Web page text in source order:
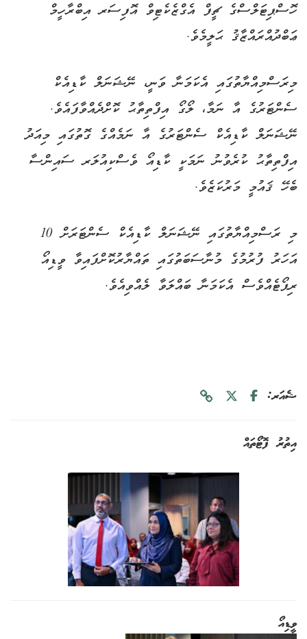
ހޮސްޕިޓަލްސްގެ ޗީފް އެގްޒެކެޓިވް އޮފިސަރ އިބްރާހީމް
ޢަބްދުއްރައްޒާޤު ޙަލީމެވެ.
މިރަސްމިއްޔާތުގައި އެކަމަނާ ވަނީ، ނޭޝަނަލް ކާޑިއެކް
ސެންޓަރުގެ އާ ނަމާ، ލޯގޯ އިފްތިތާޙު ކޮށްދެއްވާފައެވެ.
ނޭޝަނަލް ކާޑިއެކް ސެންޓަރުގެ އާ ނަމެއްގެ ގޮތުގައި މިއަދު
އިފްތިތާޙު ކުރެވުނު ނަމަކީ ކާޑިއޯ ވެސްކިއުލަރ ސައިންސާ
ބެހޭ ޤައުމީ މަރުކަޒެވެ.
މި ރަސްމިއްޔާތުގައި ނޭޝަނަލް ކާޑިއެކް ސެންޓަރަށް 10
އަހަރު ފުރުމުގެ މުނާސަބަތުގައި ތައްޔާރުކޮށްފައިވާ ވީޑިއޯ
ރިޕޯޓެއްވެސް އެކަމަނާ ބައްލަވާ ލެއްވިއެވެ.
ޝެއަރ:
އިތުރު ފޮޓޯތައް
ވީޑިއޯ